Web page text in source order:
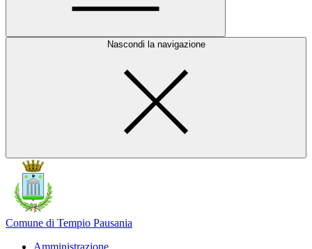
Nascondi la navigazione
Comune di Tempio Pausania